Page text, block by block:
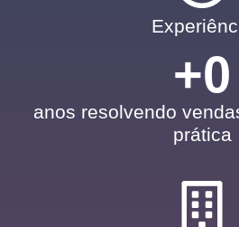
+0
anos resolvendo
prática